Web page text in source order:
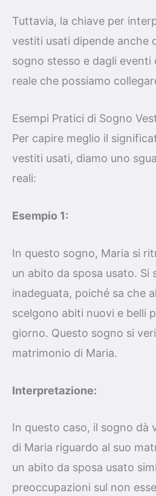
Tuttavia, la chiave per
vestiti usati dipende anche
sogno stesso e dagli eventi
reale che possiamo
Esempi Pratici di Sogno
Per capire meglio il
vestiti usati, diamo uno
reali:
Esempio 1:
In questo sogno, Maria si
un abito da sposa usato. Si
inadeguata, poiché sa che
scelgono abiti nuovi e belli
giorno. Questo sogno si
matrimonio di Maria.
Interpretazione:
In questo caso, il sogno dà
di Maria riguardo al suo
un abito da sposa usato
preoccupazioni sul non